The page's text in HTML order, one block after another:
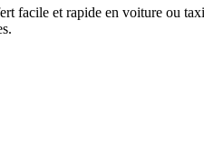
et rapide en voiture ou